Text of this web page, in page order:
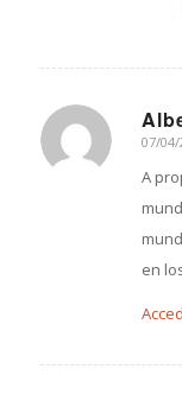
07/
A
en